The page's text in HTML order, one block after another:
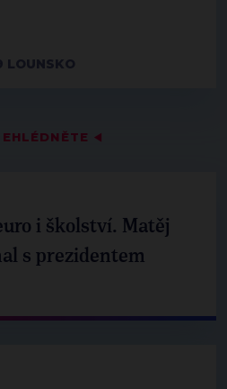
◀
i školství. Matěj
s prezidentem
LOUNSKO